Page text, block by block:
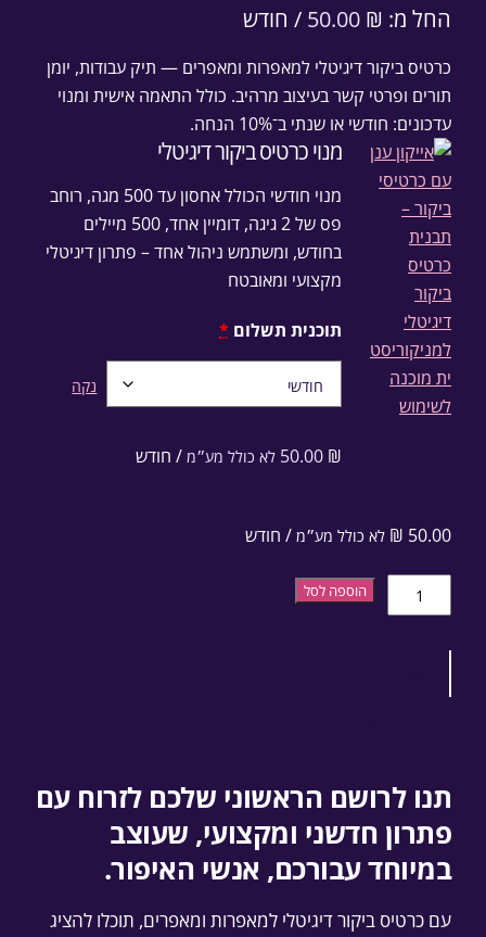
החל מ: 50.00 ₪ / חודש
כרטיס ביקור דיגיטלי למאפרות ומאפרים — תיק עבודות, יומן
תורים ופרטי קשר בעיצוב מרהיב. כולל התאמה אישית ומנוי
עדכונים: חודשי או שנתי ב־10% הנחה.
מנוי כרטיס ביקור דיגיטלי
מנוי חודשי הכולל אחסון עד 500 מגה, רוחב
פס של 2 גיגה, דומיין אחד, 500 מיילים
בחודש, ומשתמש ניהול אחד – פתרון דיגיטלי
מקצועי ומאובטח
תוכנית תשלום *
נקה
50.00 ₪ לא כולל מע״מ / חודש
50.00
₪ לא כולל מע״מ / חודש
כמות של תבנית כרטיס ביקור דיגיטלי למאפרות ומאפרים
הוספה לסל
תנו לרושם הראשוני שלכם לזרוח עם
פתרון חדשני ומקצועי, שעוצב
במיוחד עבורכם, אנשי האיפור.
עם כרטיס ביקור דיגיטלי למאפרות ומאפרים, תוכלו להציג